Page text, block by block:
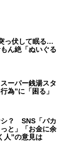
っ伏して眠る…
ん絶「ぬいぐる
ーパー銭湯スタ
為”に「困る」
シ？ SNS「バカ
と」「お金に余
人”の意見は